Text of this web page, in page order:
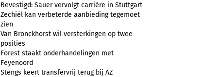
Bevestigd: Sauer vervolgt carrière in Stuttgart
Zechiël kan verbeterde aanbieding tegemoet
zien
Van Bronckhorst wil versterkingen op twee
posities
Forest staakt onderhandelingen met
Feyenoord
Stengs keert transfervrij terug bij AZ